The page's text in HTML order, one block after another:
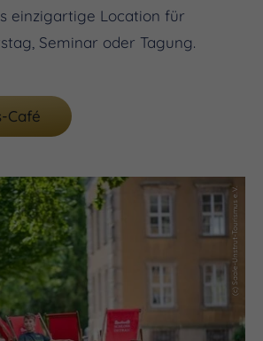
einzigartige Location für
Seminar oder Tagung.
Café
(c) Saale-Unstrut-Tourismus e.V.